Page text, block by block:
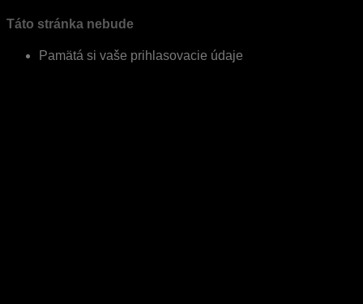
Táto stránka nebude
Pamätá si vaše prihlasovacie údaje